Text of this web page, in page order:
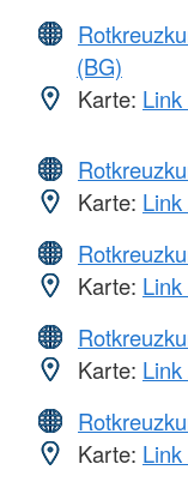
(BG)
Karte:
Karte:
Karte:
Karte:
Karte: